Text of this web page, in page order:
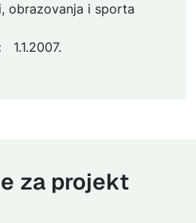
obrazovanja i sporta
1.1.2007.
za projekt